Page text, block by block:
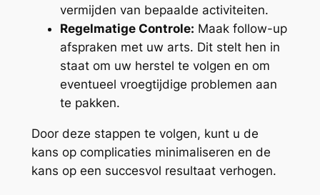
vermijden van bepaalde activiteiten.
Regelmatige Controle: Maak follow-up
afspraken met uw arts. Dit stelt hen in
staat om uw herstel te volgen en om
eventueel vroegtijdige problemen aan
te pakken.
Door deze stappen te volgen, kunt u de
kans op complicaties minimaliseren en de
kans op een succesvol resultaat verhogen.